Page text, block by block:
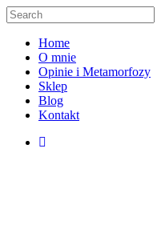
Home
O mnie
Opinie i Metamorfozy
Sklep
Blog
Kontakt